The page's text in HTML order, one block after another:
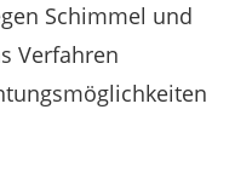
Schimmel und
Verfahren